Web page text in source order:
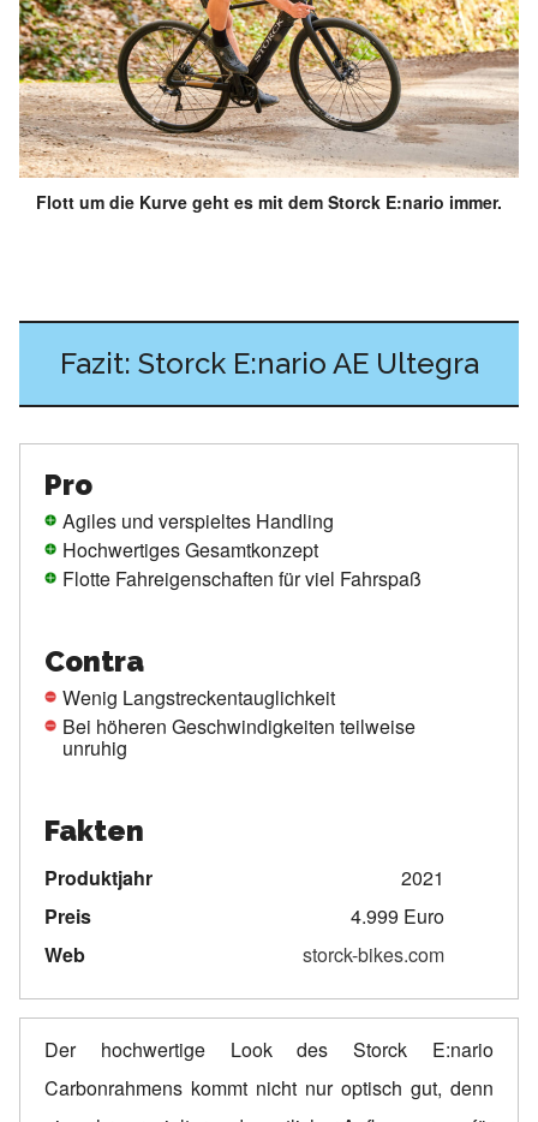
Flott um die Kurve geht es mit dem Storck E:nario immer.
Fazit: Storck E:nario AE Ultegra
Pro
Agiles und verspieltes Handling
Hochwertiges Gesamtkonzept
Flotte Fahreigenschaften für viel Fahrspaß
Contra
Wenig Langstreckentauglichkeit
Bei höheren Geschwindigkeiten teilweise
unruhig
Fakten
Produktjahr
2021
Preis
4.999 Euro
Web
storck-bikes.com
Der hochwertige Look des Storck E:nario
Carbonrahmens kommt nicht nur optisch gut, denn